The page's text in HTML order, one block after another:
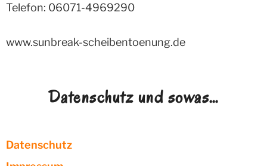
Telefon: 06071-4969290
www.sunbreak-scheibentoenung.de
Datenschutz und sowas…
Datenschutz